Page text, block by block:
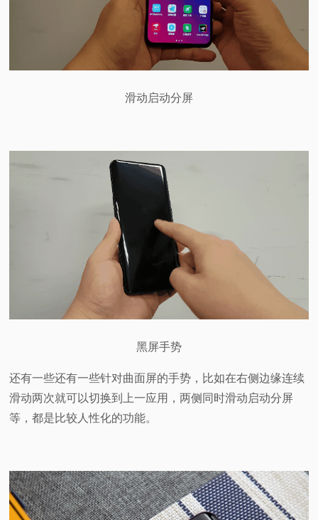
滑动启动分屏
黑屏手势
还有一些还有一些针对曲面屏的手势，比如在右侧边缘连续
滑动两次就可以切换到上一应用，两侧同时滑动启动分屏
等，都是比较人性化的功能。